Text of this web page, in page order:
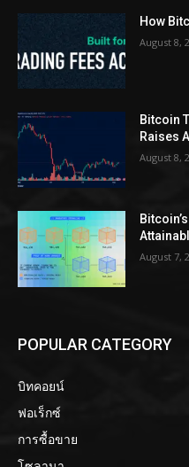
How
August 8,
Bitcoin
Raises
August 8,
August 7,
POPULAR CATEGORY
บิทคอยน์
ฟอเร็กซ์
การซื้อขาย